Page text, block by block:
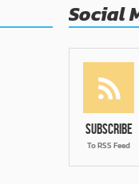
Social
Subscribe
To RSS Feed